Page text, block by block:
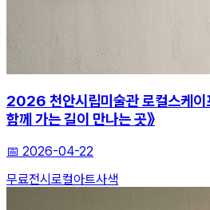
2026 천안시립미술관 로컬스케이
함께 가는 길이 만나는 곳》
📅 2026-04-22
무료전시 로컬아트사색